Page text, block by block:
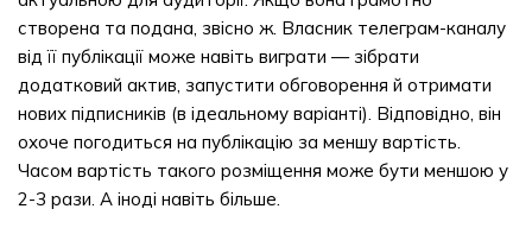
створена та подана, звісно ж. Власник телеграм-каналу
від її публікації може навіть виграти — зібрати
додатковий актив, запустити обговорення й отримати
нових підписників (в ідеальному варіанті). Відповідно, він
охоче погодиться на публікацію за меншу вартість.
Часом вартість такого розміщення може бути меншою у
2-3 рази. А іноді навіть більше.